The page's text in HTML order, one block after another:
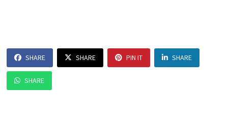
SHARE SHARE PIN IT SHARE
SHARE